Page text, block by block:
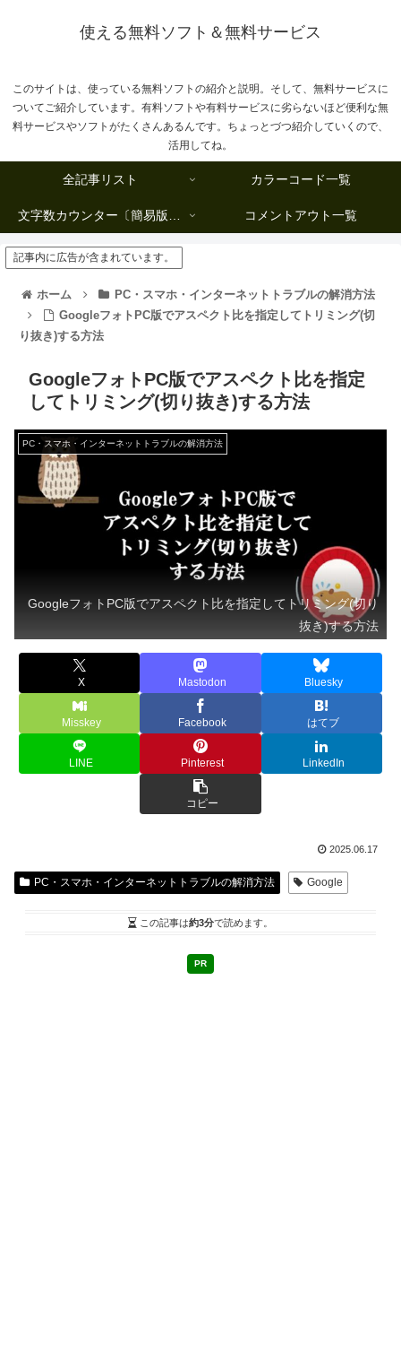
使える無料ソフト＆無料サービス
このサイトは、使っている無料ソフトの紹介と説明。そして、無料サービスに
ついてご紹介しています。有料ソフトや有料サービスに劣らないほど便利な無
料サービスやソフトがたくさんあるんです。ちょっとづつ紹介していくので、
活用してね。
全記事リスト カラーコード一覧
文字数カウンター〔簡易版複数行タイプ〕 コメントアウト一覧
記事内に広告が含まれています。
ホーム
PC・スマホ・インターネットトラブルの解消方法
GoogleフォトPC版でアスペクト比を指定してトリミング(切
り抜き)する方法
GoogleフォトPC版でアスペクト比を指定
してトリミング(切り抜き)する方法
PC・スマホ・インターネットトラブルの解消方法
GoogleフォトPC版でアスペクト比を指定してトリミング(切り
抜き)する方法
X Mastodon Bluesky
Misskey Facebook はてブ
LINE Pinterest LinkedIn
コピー
2025.06.17
PC・スマホ・インターネットトラブルの解消方法 Google
この記事は約3分で読めます。
PR